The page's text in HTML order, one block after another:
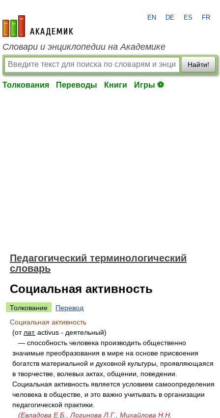
academic.ru
EN DE ES FR
Словари и энциклопедии на Академике
Найти!
Толкования Переводы Книги Игры ⚽
Педагогический терминологический
словарь
Социальная активность
Толкование
Перевод
Социальная активность
(от лат. activus - деятельный)
— способность человека производить общественно
значимые преобразования в мире на основе присвоения
богатств материальной и духовной культуры, проявляющаяся
в творчестве, волевых актах, общении, поведении.
Социальная активность является условием самоопределения
человека в обществе, и это важно учитывать в организации
педагогической практики.
(Евладова Е.Б., Логинова Л.Г., Михайлова Н.Н.